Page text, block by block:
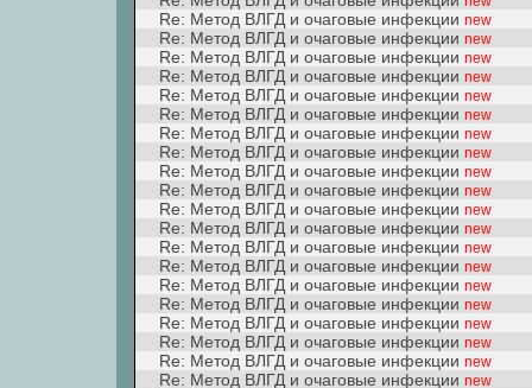
Re: Метод ВЛГД и очаговые инфекции new
Re: Метод ВЛГД и очаговые инфекции new
Re: Метод ВЛГД и очаговые инфекции new
Re: Метод ВЛГД и очаговые инфекции new
Re: Метод ВЛГД и очаговые инфекции new
Re: Метод ВЛГД и очаговые инфекции new
Re: Метод ВЛГД и очаговые инфекции new
Re: Метод ВЛГД и очаговые инфекции new
Re: Метод ВЛГД и очаговые инфекции new
Re: Метод ВЛГД и очаговые инфекции new
Re: Метод ВЛГД и очаговые инфекции new
Re: Метод ВЛГД и очаговые инфекции new
Re: Метод ВЛГД и очаговые инфекции new
Re: Метод ВЛГД и очаговые инфекции new
Re: Метод ВЛГД и очаговые инфекции new
Re: Метод ВЛГД и очаговые инфекции new
Re: Метод ВЛГД и очаговые инфекции new
Re: Метод ВЛГД и очаговые инфекции new
Re: Метод ВЛГД и очаговые инфекции new
Re: Метод ВЛГД и очаговые инфекции new